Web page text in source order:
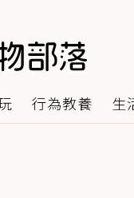
行為教養 生